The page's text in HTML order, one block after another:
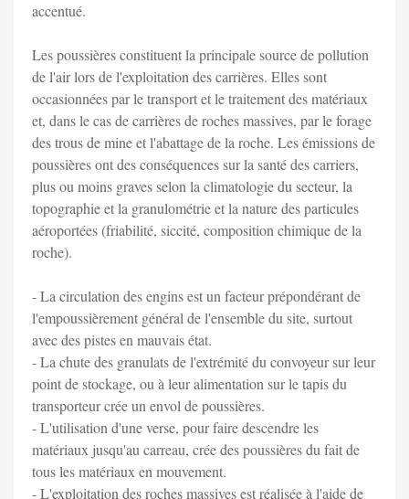
accentué.
Les poussières constituent la principale source de pollution
de l'air lors de l'exploitation des carrières. Elles sont
occasionnées par le transport et le traitement des matériaux
et, dans le cas de carrières de roches massives, par le forage
des trous de mine et l'abattage de la roche. Les émissions de
poussières ont des conséquences sur la santé des carriers,
plus ou moins graves selon la climatologie du secteur, la
topographie et la granulométrie et la nature des particules
aéroportées (friabilité, siccité, composition chimique de la
roche).
- La circulation des engins est un facteur prépondérant de
l'empoussièrement général de l'ensemble du site, surtout
avec des pistes en mauvais état.
- La chute des granulats de l'extrémité du convoyeur sur leur
point de stockage, ou à leur alimentation sur le tapis du
transporteur crée un envol de poussières.
- L'utilisation d'une verse, pour faire descendre les
matériaux jusqu'au carreau, crée des poussières du fait de
tous les matériaux en mouvement.
- L'exploitation des roches massives est réalisée à l'aide de